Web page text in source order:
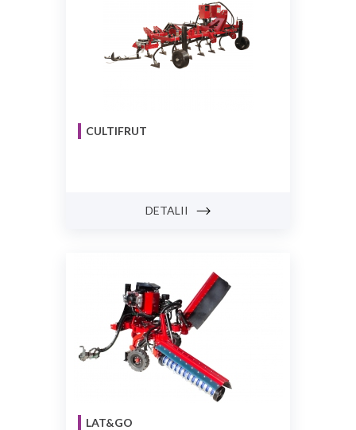
CULTIFRUT
DETALII
LAT&GO